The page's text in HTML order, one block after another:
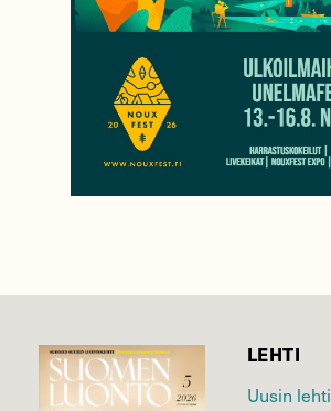
LEHTI
Uusin lehti